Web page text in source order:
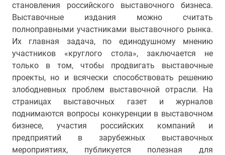
становления российского выставочного бизнеса.
Выставочные издания можно считать
полноправными участниками выставочного рынка.
Их главная задача, по единодушному мнению
участников «круглого стола», заключается не
только в том, чтобы продвигать выставочные
проекты, но и всячески способствовать решению
злободневных проблем выставочной отрасли. На
страницах выставочных газет и журналов
поднимаются вопросы конкуренции в выставочном
бизнесе, участия российских компаний и
предприятий в зарубежных выставочных
мероприятиях, публикуется полезная для